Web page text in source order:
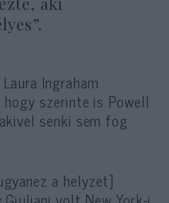
Ingraham
szerinte is Powell
senki sem fog
a helyzet]